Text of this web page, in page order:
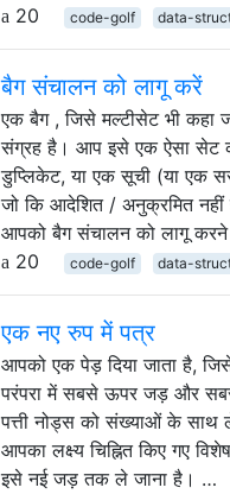
20
code-golf data-
बैग संचालन को लागू करें
एक बैग , जिसे मल्टीसेट भी कहा
संग्रह है। आप इसे एक ऐसा सेट
डुप्लिकेट, या एक सूची (या एक
जो कि आदेशित / अनुक्रमित नहीं
आपको बैग संचालन को लागू
20
code-golf data-
एक नए रुप में पत्र
आपको एक पेड़ दिया जाता है,
परंपरा में सबसे ऊपर जड़ और सबसे
पत्ती नोड्स को संख्याओं के साथ
आपका लक्ष्य चिह्नित किए गए
इसे नई जड़ तक ले जाना है। …